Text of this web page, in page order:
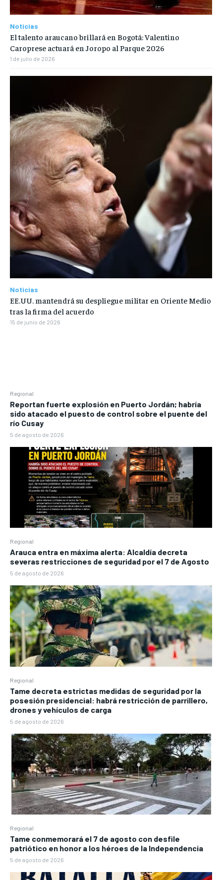
Regional
Reportan fuerte explosión en Puerto Jordán; habría
sido atacado el puesto de control sobre el puente del
río Cusay
5 de agosto de 2026
Regional
Arauca entra en máxima alerta: Alcaldía decreta
severas restricciones de seguridad por el 7 de Agosto
5 de agosto de 2026
Regional
Tame decreta estrictas medidas de seguridad por la
posesión presidencial: habrá restricción de parrillero,
drones y vehículos de carga
5 de agosto de 2026
Regional
Tame conmemorará el 7 de agosto con desfile
patriótico en honor a los héroes de la Independencia
5 de agosto de 2026
Noticias
El talento araucano brillará en Bogotá: Valentino
Caroprese actuará en Joropo al Parque 2026
1 de julio de 2026
Noticias
EE.UU. mantendrá su despliegue militar en Oriente Medio
tras la firma del acuerdo
15 de junio de 2026